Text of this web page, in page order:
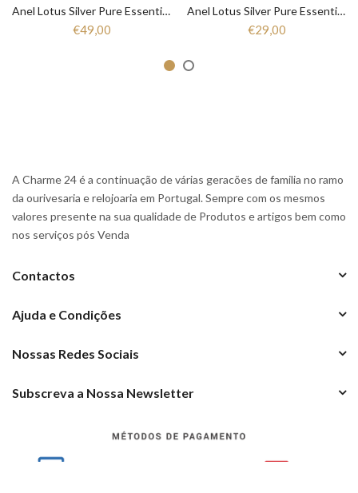
Anel Lotus Silver Pure Essential LP3446-3/1 Mulher Prata
€49,00
Anel Lotus Silver Pure Essential LP3443-3/1 Mulher Prata
€29,00
A Charme 24 é a continuação de várias geracões de familia no ramo
da ourivesaria e relojoaria em Portugal. Sempre com os mesmos
valores presente na sua qualidade de Produtos e artigos bem como
nos serviços pós Venda
Contactos
Ajuda e Condições
Nossas Redes Sociais
Subscreva a Nossa Newsletter